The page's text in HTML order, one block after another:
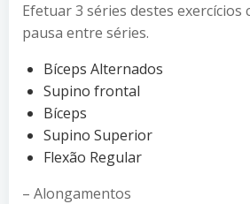
Efetuar 3 séries destes exercícios
pausa entre séries.
Bíceps Alternados
Supino frontal
Bíceps
Supino Superior
Flexão Regular
– Alongamentos